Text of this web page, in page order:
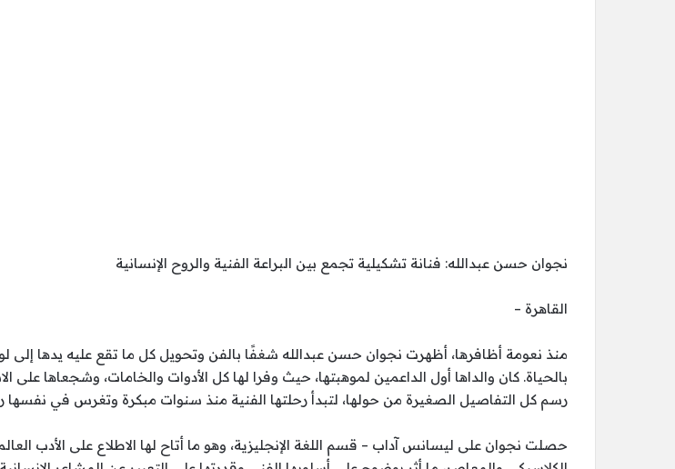
نجوان حسن عبدالله: فنانة تشكيلية تجمع بين البراعة الفنية والروح الإنسانية
القاهرة –
منذ نعومة أظافرها، أظهرت نجوان حسن عبدالله شغفًا بالفن وتحويل كل ما تقع عليه يدها إلى
بالحياة. كان والداها أول الداعمين لموهبتها، حيث وفرا لها كل الأدوات والخامات، وشجعاها على
رسم كل التفاصيل الصغيرة من حولها، لتبدأ رحلتها الفنية منذ سنوات مبكرة وتغرس في نفسها
حصلت نجوان على ليسانس آداب – قسم اللغة الإنجليزية، وهو ما أتاح لها الاطلاع على الأدب